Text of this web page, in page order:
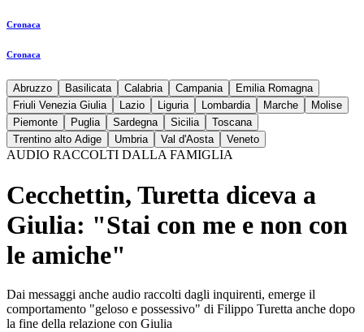
Cronaca
Cronaca
Abruzzo Basilicata Calabria Campania
Emilia Romagna
Friuli Venezia Giulia
Lazio Liguria Lombardia Marche
Molise
Piemonte
Puglia Sardegna Sicilia
Toscana
Trentino alto Adige
Umbria Val d'Aosta Veneto
AUDIO RACCOLTI DALLA FAMIGLIA
Cecchettin, Turetta diceva a
Giulia: "Stai con me e non con
le amiche"
Dai messaggi anche audio raccolti dagli inquirenti, emerge il
comportamento "geloso e possessivo" di Filippo Turetta anche dopo
la fine della relazione con Giulia